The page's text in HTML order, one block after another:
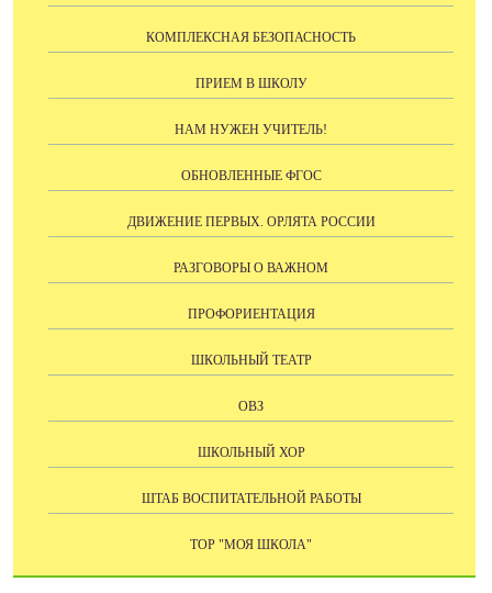
КОМПЛЕКСНАЯ БЕЗОПАСНОСТЬ
ПРИЕМ В ШКОЛУ
НАМ НУЖЕН УЧИТЕЛЬ!
ОБНОВЛЕННЫЕ ФГОС
ДВИЖЕНИЕ ПЕРВЫХ. ОРЛЯТА РОССИИ
РАЗГОВОРЫ О ВАЖНОМ
ПРОФОРИЕНТАЦИЯ
ШКОЛЬНЫЙ ТЕАТР
ОВЗ
ШКОЛЬНЫЙ ХОР
ШТАБ ВОСПИТАТЕЛЬНОЙ РАБОТЫ
ТОР "МОЯ ШКОЛА"